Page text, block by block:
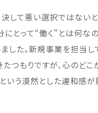
して悪い選択ではない
にとって“働く”とは何な
した。新規事業を担当し
つもりですが、心のどこ
いう漠然とした違和感